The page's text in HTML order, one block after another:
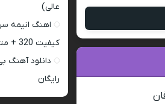
عالی)
کیفیت 320 + متن
دانلود آهنگ
رایگان